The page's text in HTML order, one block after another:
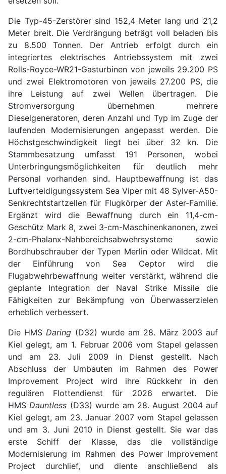
Die Typ-45-Zerstörer sind 152,4 Meter lang und 21,2
Meter breit. Die Verdrängung beträgt voll beladen bis
zu 8.500 Tonnen. Der Antrieb erfolgt durch ein
integriertes elektrisches Antriebssystem mit zwei
Rolls-Royce-WR21-Gasturbinen von jeweils 29.200 PS
und zwei Elektromotoren von jeweils 27.200 PS, die
ihre Leistung auf zwei Wellen übertragen. Die
Stromversorgung übernehmen mehrere
Dieselgeneratoren, deren Anzahl und Typ im Zuge der
laufenden Modernisierungen angepasst werden. Die
Höchstgeschwindigkeit liegt bei über 32 kn. Die
Stammbesatzung umfasst 191 Personen, wobei
Unterbringungsmöglichkeiten für deutlich mehr
Personal vorhanden sind. Hauptbewaffnung ist das
Luftverteidigungssystem Sea Viper mit 48 Sylver-A50-
Senkrechtstartzellen für Flugkörper der Aster-Familie.
Ergänzt wird die Bewaffnung durch ein 11,4-cm-
Geschütz Mark 8, zwei 3-cm-Maschinenkanonen, zwei
2-cm-Phalanx-Nahbereichsabwehrsysteme sowie
Bordhubschrauber der Typen Merlin oder Wildcat. Mit
der Einführung von Sea Ceptor wird die
Flugabwehrbewaffnung weiter verstärkt, während die
geplante Integration der Naval Strike Missile die
Fähigkeiten zur Bekämpfung von Überwasserzielen
erheblich verbessert.
Die HMSDaring (D32) wurde am 28. März 2003 auf
Kiel gelegt, am 1. Februar 2006 vom Stapel gelassen
und am 23. Juli 2009 in Dienst gestellt. Nach
Abschluss der Umbauten im Rahmen des Power
Improvement Project wird ihre Rückkehr in den
regulären Flottendienst für 2026 erwartet. Die
HMSDauntless (D33) wurde am 28. August 2004 auf
Kiel gelegt, am 23. Januar 2007 vom Stapel gelassen
und am 3. Juni 2010 in Dienst gestellt. Sie war das
erste Schiff der Klasse, das die vollständige
Modernisierung im Rahmen des Power Improvement
Project durchlief, und diente anschließend als